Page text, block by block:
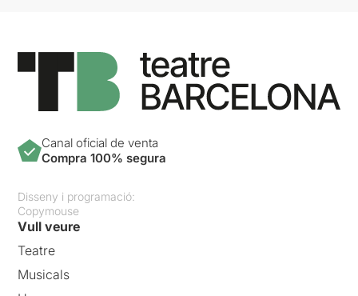
Canal oficial de venta
Compra 100% segura
Disseny i programació:
Copymouse
Vull veure
Teatre
Musicals